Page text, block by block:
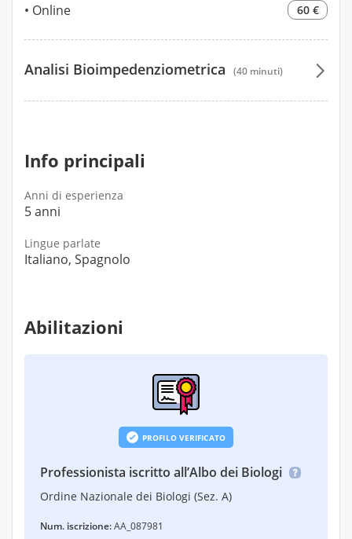
Online 60 €
Analisi Bioimpedenziometrica (40 minuti)
Info principali
Anni di esperienza
5 anni
Lingue parlate
Italiano, Spagnolo
Abilitazioni
PROFILO VERIFICATO
Professionista iscritto all’Albo dei Biologi
Ordine Nazionale dei Biologi (Sez. A)
Num. iscrizione:AA_087981